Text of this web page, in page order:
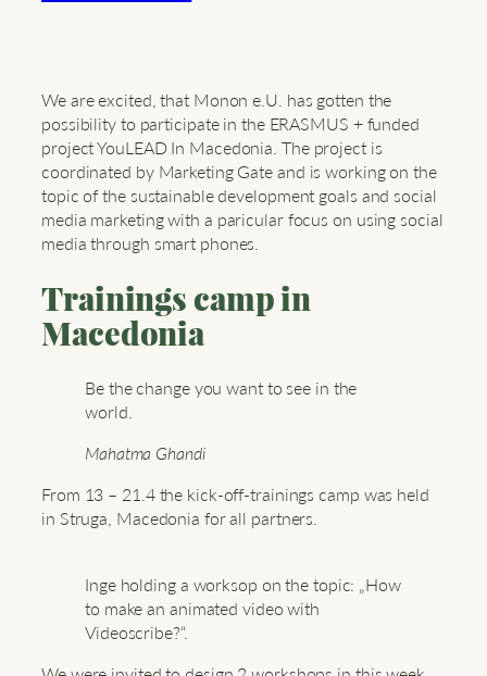
We are excited, that Monon e.U. has gotten the
possibility to participate in the ERASMUS + funded
project YouLEAD In Macedonia. The project is
coordinated by Marketing Gate and is working on the
topic of the sustainable development goals and social
media marketing with a paricular focus on using social
media through smart phones.
Trainings camp in
Macedonia
Be the change you want to see in the
world.
Mahatma Ghandi
From 13 – 21.4 the kick-off-trainings camp was held
in Struga, Macedonia for all partners.
Inge holding a worksop on the topic: „How
to make an animated video with
Videoscribe?“.